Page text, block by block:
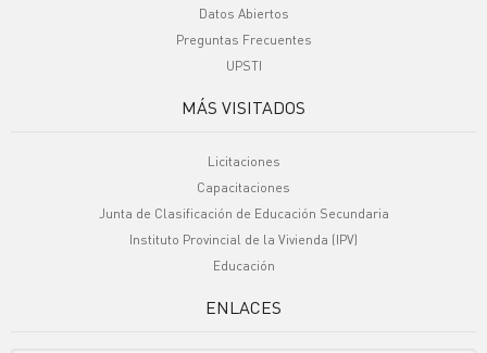
Datos Abiertos
Preguntas Frecuentes
UPSTI
MÁS VISITADOS
Licitaciones
Capacitaciones
Junta de Clasificación de Educación Secundaria
Instituto Provincial de la Vivienda (IPV)
Educación
ENLACES